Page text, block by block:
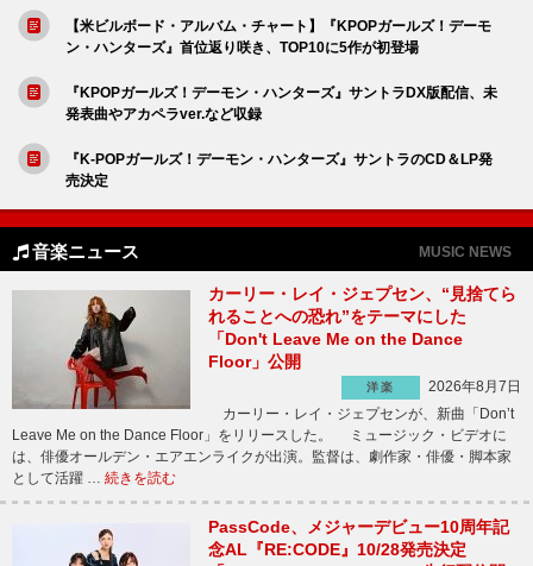
【米ビルボード・アルバム・チャート】『KPOPガールズ！デーモ
ン・ハンターズ』首位返り咲き、TOP10に5作が初登場
『KPOPガールズ！デーモン・ハンターズ』サントラDX版配信、未
発表曲やアカペラver.など収録
『K-POPガールズ！デーモン・ハンターズ』サントラのCD＆LP発
売決定
音楽ニュース MUSIC NEWS
カーリー・レイ・ジェプセン、“見捨てら
れることへの恐れ”をテーマにした
「Don't Leave Me on the Dance
Floor」公開
洋楽
2026年8月7日
カーリー・レイ・ジェプセンが、新曲「Don’t
Leave Me on the Dance Floor」をリリースした。 ミュージック・ビデオに
は、俳優オールデン・エアエンライクが出演。監督は、劇作家・俳優・脚本家
として活躍 … 続きを読む
PassCode、メジャーデビュー10周年記
念AL『RE:CODE』10/28発売決定